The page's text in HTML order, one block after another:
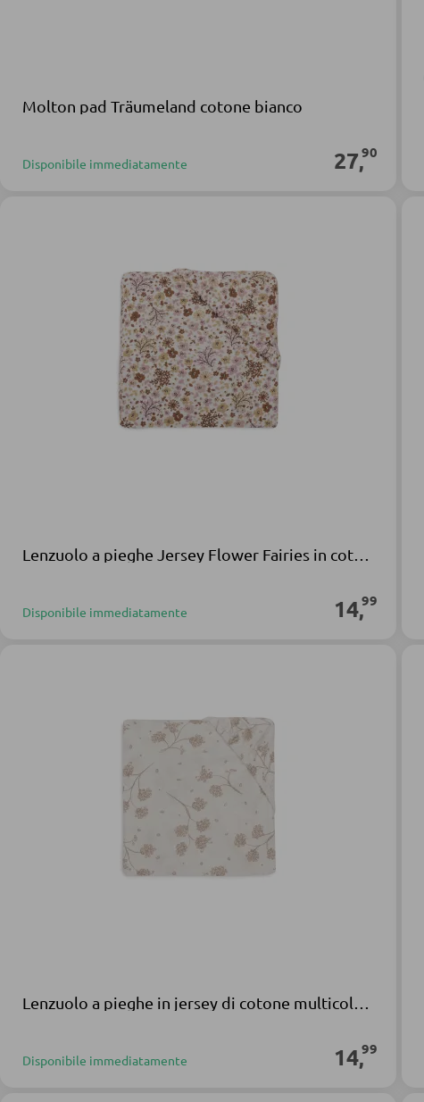
Molton pad Träumeland cotone bianco
Disponibile immediatamente 27,90
Disponibile immediatamente 14,99
Disponibile immediatamente 14,99